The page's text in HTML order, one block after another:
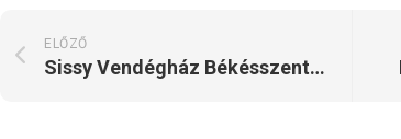
ELŐZŐ
Sissy Vendégház Békésszentandrás